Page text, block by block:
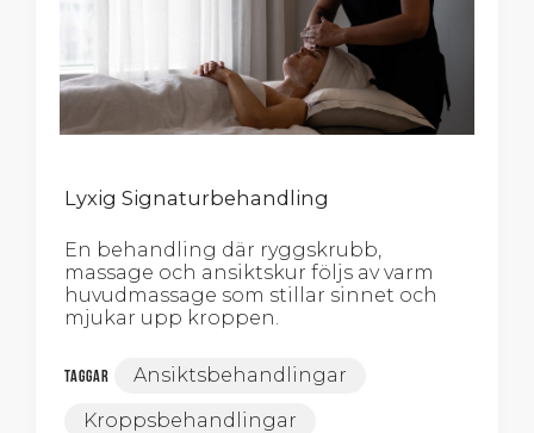
Lyxig Signaturbehandling
En behandling där ryggskrubb,
massage och ansiktskur följs av varm
huvudmassage som stillar sinnet och
mjukar upp kroppen.
Taggar
Ansiktsbehandlingar
Kroppsbehandlingar